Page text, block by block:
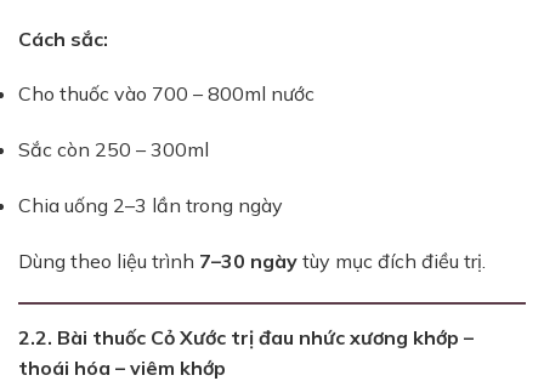
Cách sắc:
Cho thuốc vào 700 – 800ml nước
Sắc còn 250 – 300ml
Chia uống 2–3 lần trong ngày
Dùng theo liệu trình 7–30 ngày tùy mục đích điều trị.
2.2. Bài thuốc Cỏ Xước trị đau nhức xương khớp –
thoái hóa – viêm khớp